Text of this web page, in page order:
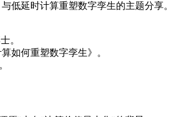
低延时计算重塑数字孪生的主题分享。
。
如何重塑数字孪生》。